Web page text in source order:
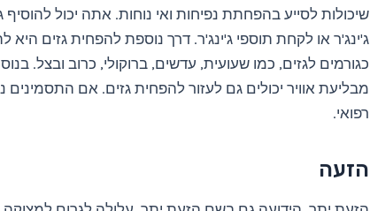
שיכולות לסייע בהפחתת נפיחות ואי נוחות. אתה יכול להוסיף
ג'ינג'ר או לקחת תוספי ג'ינג'ר. דרך נוספת להפחית גזים היא
כגורמים לגזים, כמו שעועית, עדשים, ברוקולי, כרוב ובצל.
מבליעת אוויר יכולים גם לעזור להפחית גזים. אם התסמינים
רפואי.
הזעה